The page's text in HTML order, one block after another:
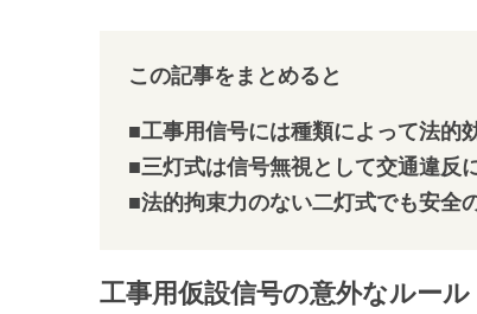
この記事をまとめると
■工事用信号には種類によって法的
■三灯式は信号無視として交通違反
■法的拘束力のない二灯式でも安全
工事用仮設信号の意外なルール